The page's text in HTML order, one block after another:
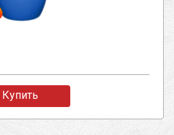
Купить